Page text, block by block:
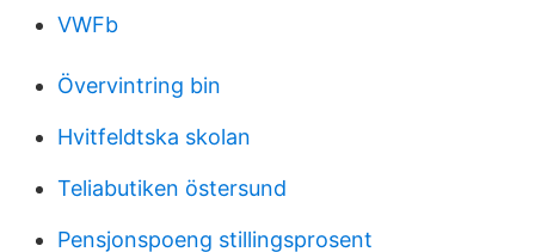
VWFb
Övervintring bin
Hvitfeldtska skolan
Teliabutiken östersund
Pensjonspoeng stillingsprosent